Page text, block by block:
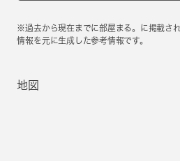
※過去から現在までに部屋まる。に掲載さ
情報を元に生成した参考情報です。
地図